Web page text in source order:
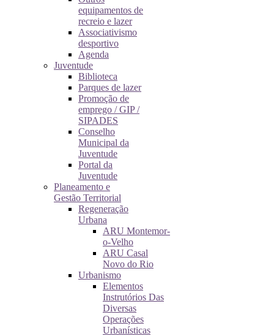
equipamentos de
recreio e lazer
Associativismo
desportivo
Agenda
Juventude
Biblioteca
Parques de lazer
Promoção de
emprego / GIP /
SIPADES
Conselho
Municipal da
Juventude
Portal da
Juventude
Planeamento e
Gestão Territorial
Regeneração
Urbana
ARU Montemor-
o-Velho
ARU Casal
Novo do Rio
Urbanismo
Elementos
Instrutórios Das
Diversas
Operações
Urbanísticas